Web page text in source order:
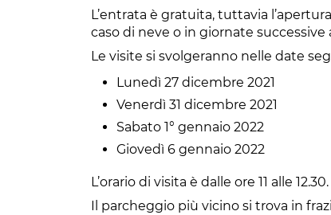
L’entrata è gratuita, tuttavia
caso di neve o in giornate
Le visite si svolgeranno nelle date
Lunedì 27 dicembre 2021
Venerdì 31 dicembre 2021
Sabato 1° gennaio 2022
Giovedì 6 gennaio 2022
L’orario di visita è dalle ore 11 alle 12.30.
Il parcheggio più vicino si trova in